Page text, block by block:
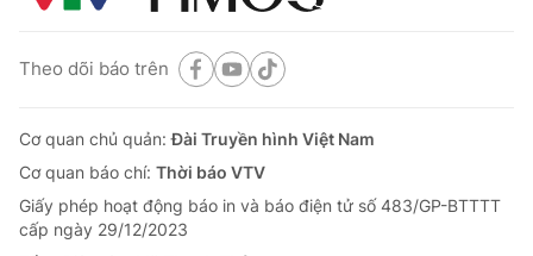
Theo dõi báo trên
Cơ quan chủ quản:Đài Truyền hình Việt Nam
Cơ quan báo chí: Thời báo VTV
Giấy phép hoạt động báo in và báo điện tử số 483/GP-BTTTT
cấp ngày 29/12/2023